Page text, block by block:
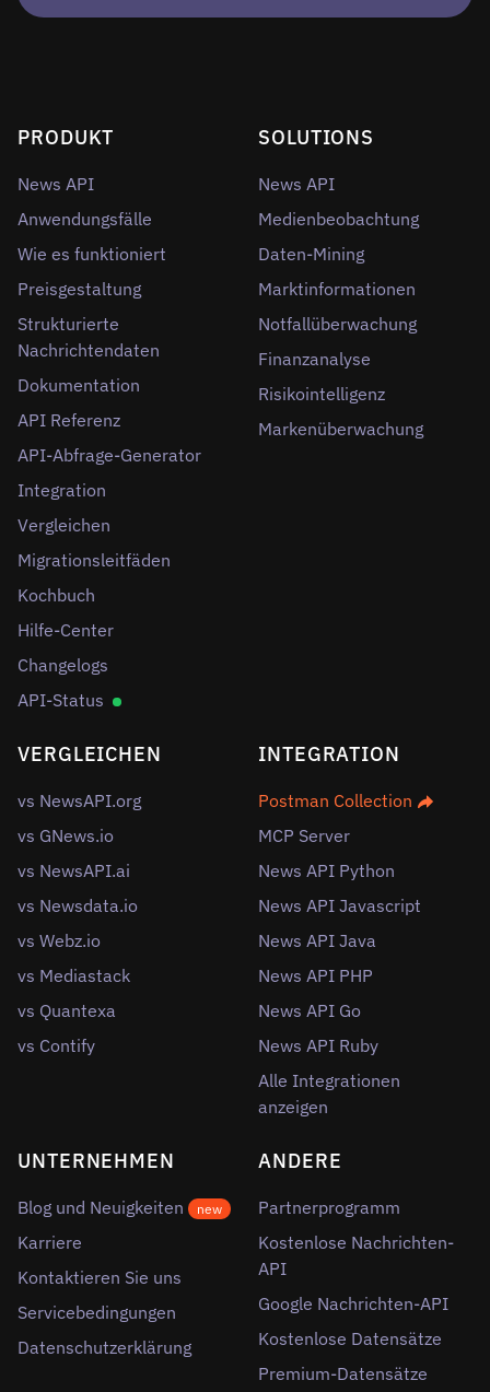
PRODUKT
News API
Anwendungsfälle
Wie es funktioniert
Preisgestaltung
Strukturierte
Nachrichtendaten
Dokumentation
API Referenz
API-Abfrage-Generator
Integration
Vergleichen
Migrationsleitfäden
Kochbuch
Hilfe-Center
Changelogs
API-Status
SOLUTIONS
News API
Medienbeobachtung
Daten-Mining
Marktinformationen
Notfallüberwachung
Finanzanalyse
Risikointelligenz
Markenüberwachung
VERGLEICHEN
vs NewsAPI.org
vs GNews.io
vs NewsAPI.ai
vs Newsdata.io
vs Webz.io
vs Mediastack
vs Quantexa
vs Contify
INTEGRATION
Postman Collection
MCP Server
News API Python
News API Javascript
News API Java
News API PHP
News API Go
News API Ruby
Alle Integrationen
anzeigen
UNTERNEHMEN
Blog und Neuigkeiten new
Karriere
Kontaktieren Sie uns
Servicebedingungen
Datenschutzerklärung
ANDERE
Partnerprogramm
Kostenlose Nachrichten-
API
Google Nachrichten-API
Kostenlose Datensätze
Premium-Datensätze